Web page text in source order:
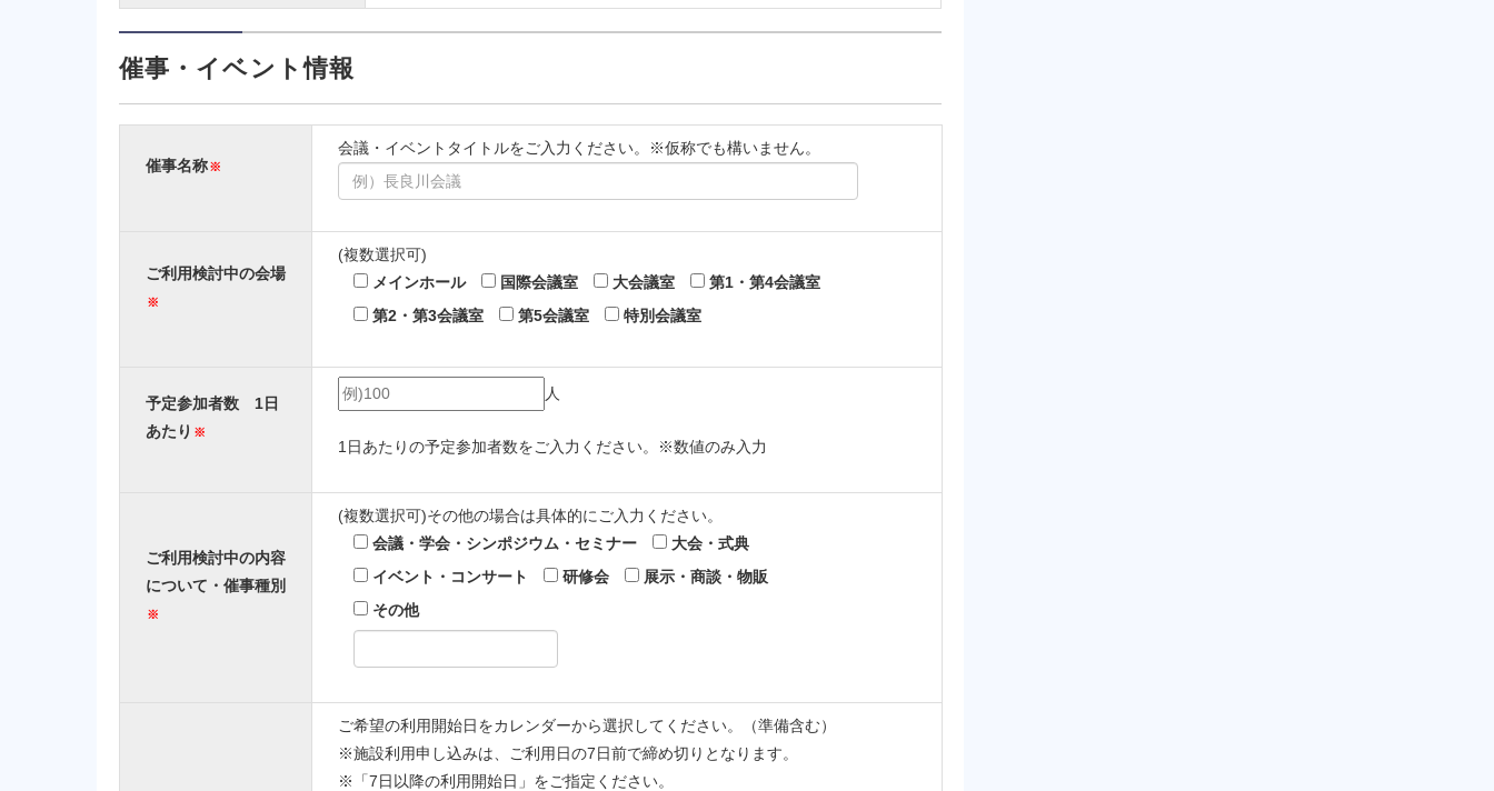
催事・イベント情報
催事名称※
会議・イベントタイトルをご入力ください。※仮称でも構いません。
ご利用検討中の会場
※
(複数選択可)
メインホール
国際会議室 大会議室
第1・第4会議室
第2・第3会議室
第5会議室 特別会議室
予定参加者数 1日
あたり ※
人
1日あたりの予定参加者数をご入力ください。※数値のみ入力
ご利用検討中の内容
について・ 催事種別
※
(複数選択可)その他の場合は具体的にご入力ください。
会議・学会・シンポジウム・セミナー
大会・式典
イベント・コンサート
研修会
展示・商談・物販
その他
ご希望の利用開始日をカレンダーから選択してください。（準備含む）
※施設利用申し込みは、ご利用日の7日前で締め切りとなります。
※「7日以降の利用開始日」をご指定ください。